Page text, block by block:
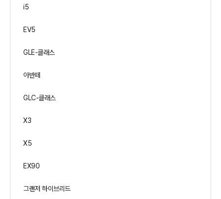
i5
EV5
GLE-클래스
아반떼
GLC-클래스
X3
X5
EX90
그랜저 하이브리드